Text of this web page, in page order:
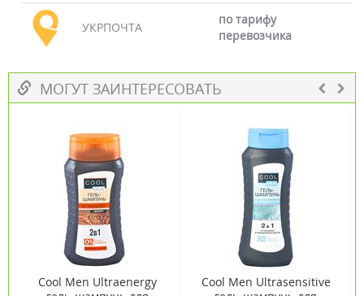
УКРПОЧТА
по тарифу
перевозчика
МОГУТ ЗАИНТЕРЕСОВАТЬ
Cool Men Ultraenergy
Cool Men Ultrasensitive